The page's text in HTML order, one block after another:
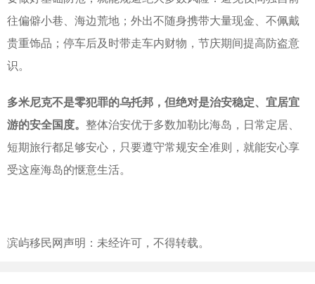
往偏僻小巷、海边荒地；外出不随身携带大量现金、不佩戴
贵重饰品；停车后及时带走车内财物，节庆期间提高防盗意
识。
多米尼克不是零犯罪的乌托邦，但绝对是治安稳定、宜居宜
游的安全国度。 整体治安优于多数加勒比海岛，日常定居、
短期旅行都足够安心，只要遵守常规安全准则，就能安心享
受这座海岛的惬意生活。
滨屿移民网声明：未经许可，不得转载。